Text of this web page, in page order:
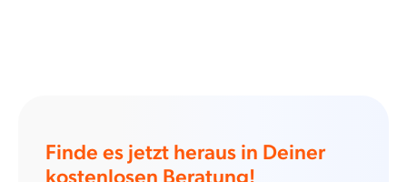
Finde es jetzt heraus in Deiner